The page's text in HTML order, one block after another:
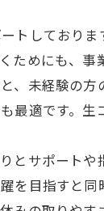
トしておりま
ためにも、事
、未経験の方
最適です。生
とサポートや
を目指すと同